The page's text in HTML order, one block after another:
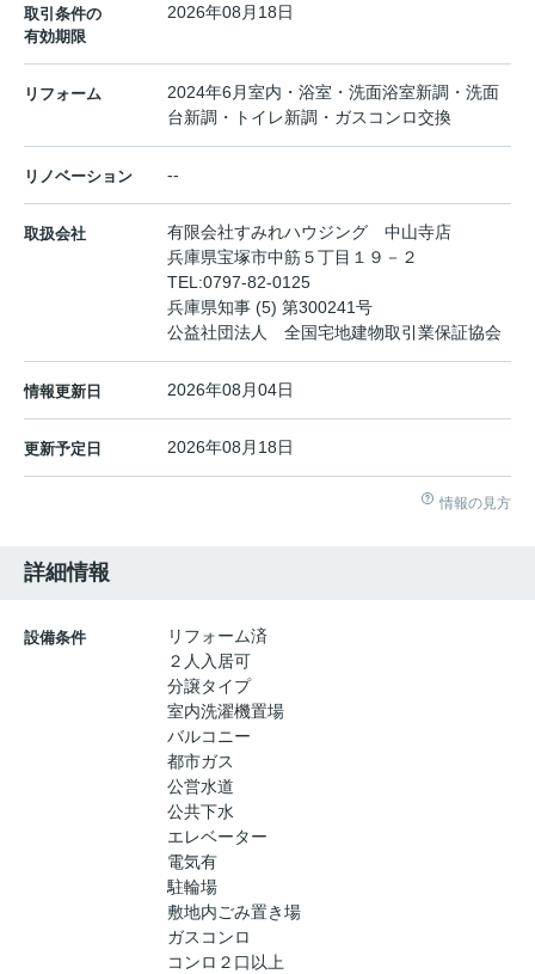
取引条件の
有効期限
2026年08月18日
リフォーム
2024年6月室内・浴室・洗面浴室新調・洗面
台新調・トイレ新調・ガスコンロ交換
リノベーション --
取扱会社
有限会社すみれハウジング 中山寺店
兵庫県宝塚市中筋５丁目１９－２
TEL:0797-82-0125
兵庫県知事 (5) 第300241号
公益社団法人 全国宅地建物取引業保証協会
情報更新日 2026年08月04日
更新予定日 2026年08月18日
情報の見方
詳細情報
設備条件
リフォーム済
２人入居可
分譲タイプ
室内洗濯機置場
バルコニー
都市ガス
公営水道
公共下水
エレベーター
電気有
駐輪場
敷地内ごみ置き場
ガスコンロ
コンロ２口以上